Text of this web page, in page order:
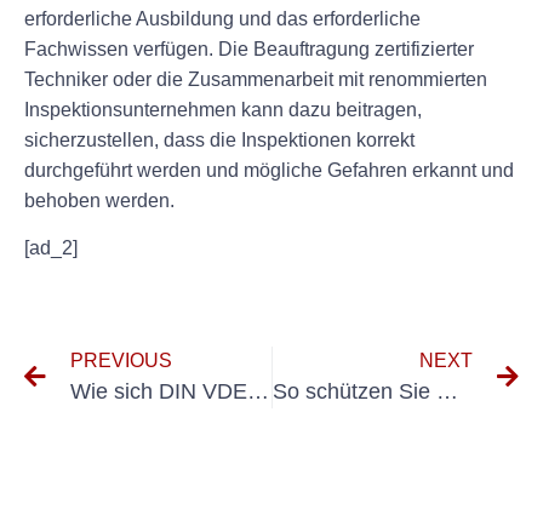
erforderliche Ausbildung und das erforderliche
Fachwissen verfügen. Die Beauftragung zertifizierter
Techniker oder die Zusammenarbeit mit renommierten
Inspektionsunternehmen kann dazu beitragen,
sicherzustellen, dass die Inspektionen korrekt
durchgeführt werden und mögliche Gefahren erkannt und
behoben werden.
[ad_2]
PREVIOUS
Wie sich DIN VDE 100 600 auf die Planung und Installation elektrischer Anlagen auswirkt
NEXT
So schützen Sie Mitarbeiter und Unternehmen durch die regelmäßige Prüfung von Elektrogeräten